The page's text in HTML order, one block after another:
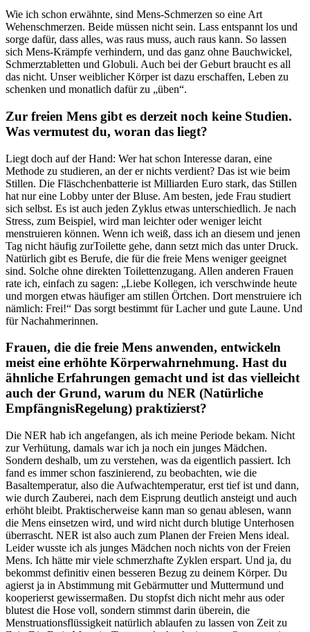
Wie ich schon erwähnte, sind Mens-Schmerzen so eine Art
Wehenschmerzen. Beide müssen nicht sein. Lass entspannt los und
sorge dafür, dass alles, was raus muss, auch raus kann. So lassen
sich Mens-Krämpfe verhindern, und das ganz ohne Bauchwickel,
Schmerztabletten und Globuli. Auch bei der Geburt braucht es all
das nicht. Unser weiblicher Körper ist dazu erschaffen, Leben zu
schenken und monatlich dafür zu „üben“.
Zur freien Mens gibt es derzeit noch keine Studien.
Was vermutest du, woran das liegt?
Liegt doch auf der Hand: Wer hat schon Interesse daran, eine
Methode zu studieren, an der er nichts verdient? Das ist wie beim
Stillen. Die Fläschchenbatterie ist Milliarden Euro stark, das Stillen
hat nur eine Lobby unter der Bluse. Am besten, jede Frau studiert
sich selbst. Es ist auch jeden Zyklus etwas unterschiedlich. Je nach
Stress, zum Beispiel, wird man leichter oder weniger leicht
menstruieren können. Wenn ich weiß, dass ich an diesem und jenen
Tag nicht häufig zurToilette gehe, dann setzt mich das unter Druck.
Natürlich gibt es Berufe, die für die freie Mens weniger geeignet
sind. Solche ohne direkten Toilettenzugang. Allen anderen Frauen
rate ich, einfach zu sagen: „Liebe Kollegen, ich verschwinde heute
und morgen etwas häufiger am stillen Örtchen. Dort menstruiere ich
nämlich: Frei!“ Das sorgt bestimmt für Lacher und gute Laune. Und
für Nachahmerinnen.
Frauen, die die freie Mens anwenden, entwickeln
meist eine erhöhte Körperwahrnehmung. Hast du
ähnliche Erfahrungen gemacht und ist das vielleicht
auch der Grund, warum du NER (Natürliche
EmpfängnisRegelung) praktizierst?
Die NER hab ich angefangen, als ich meine Periode bekam. Nicht
zur Verhütung, damals war ich ja noch ein junges Mädchen.
Sondern deshalb, um zu verstehen, was da eigentlich passiert. Ich
fand es immer schon faszinierend, zu beobachten, wie die
Basaltemperatur, also die Aufwachtemperatur, erst tief ist und dann,
wie durch Zauberei, nach dem Eisprung deutlich ansteigt und auch
erhöht bleibt. Praktischerweise kann man so genau ablesen, wann
die Mens einsetzen wird, und wird nicht durch blutige Unterhosen
überrascht. NER ist also auch zum Planen der Freien Mens ideal.
Leider wusste ich als junges Mädchen noch nichts von der Freien
Mens. Ich hätte mir viele schmerzhafte Zyklen erspart. Und ja, du
bekommst definitiv einen besseren Bezug zu deinem Körper. Du
agierst ja in Abstimmung mit Gebärmutter und Muttermund und
kooperierst gewissermaßen. Du stopfst dich nicht mehr aus oder
blutest die Hose voll, sondern stimmst darin überein, die
Menstruationsflüssigkeit natürlich ablaufen zu lassen von Zeit zu